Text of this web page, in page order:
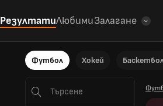
РезултатиЛюбимиЗалагане
Футбол Хокей